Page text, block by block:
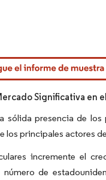
Significativa en
presencia de
los principales actores
incremente el
de